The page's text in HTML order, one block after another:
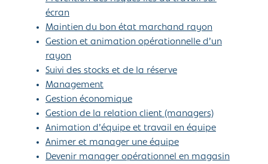
écran
Maintien du bon état marchand rayon
Gestion et animation opérationnelle d’un
rayon
Suivi des stocks et de la réserve
Management
Gestion économique
Gestion de la relation client (managers)
Animation d’équipe et travail en équipe
Animer et manager une équipe
Devenir manager opérationnel en magasin